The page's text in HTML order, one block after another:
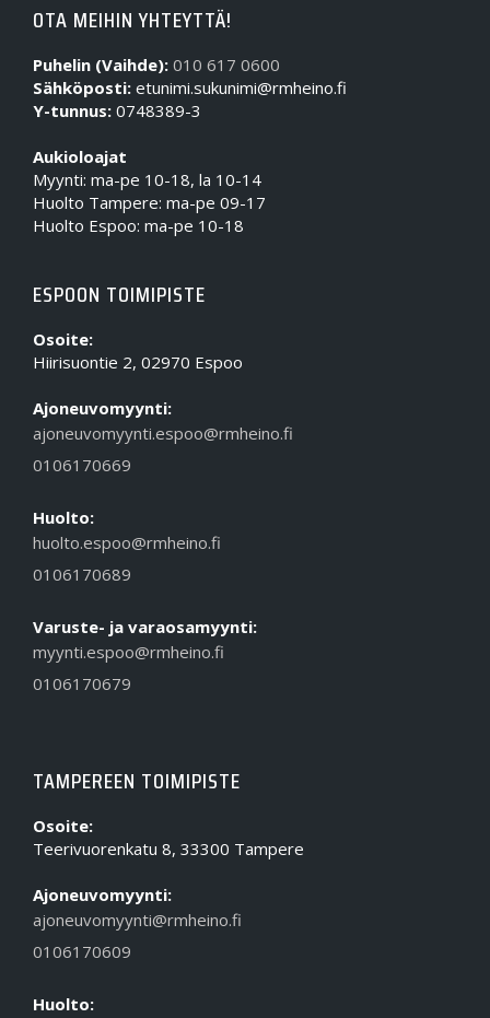
OTA MEIHIN YHTEYTTÄ!
Puhelin (Vaihde): 010 617 0600
Sähköposti: etunimi.sukunimi@rmheino.fi
Y-tunnus: 0748389-3
Aukioloajat
Myynti: ma-pe 10-18, la 10-14
Huolto Tampere: ma-pe 09-17
Huolto Espoo: ma-pe 10-18
ESPOON TOIMIPISTE
Osoite:
Hiirisuontie 2, 02970 Espoo
Ajoneuvomyynti:
ajoneuvomyynti.espoo@rmheino.fi
0106170669
Huolto:
huolto.espoo@rmheino.fi
0106170689
Varuste- ja varaosamyynti:
myynti.espoo@rmheino.fi
0106170679
TAMPEREEN TOIMIPISTE
Osoite:
Teerivuorenkatu 8, 33300 Tampere
Ajoneuvomyynti:
ajoneuvomyynti@rmheino.fi
0106170609
Huolto: